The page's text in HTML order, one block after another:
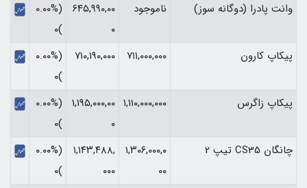
وانت پادرا (دوگانه سوز)
ناموجود
۶۴۵,۹۹۰,۰۰
۰
(۰.۰۰%
)۰
پیکاپ کارون
۷۱۱,۰۰۰,۰۰۰ ۷۱۰,۱۹۰,۰۰۰
(۰.۰۰%
)۰
پیکاپ زاگرس
۱,۱۱۰,۰۰۰,۰۰۰ ۱,۱۹۵,۰۰۰,۰۰
۰
(۰.۰۰%
)۰
چانگان CS35 تیپ 2
۱,۳۰۶,۰۰۰,۰
۰۰
۱,۱۴۳,۴۸۸,
۰۰۰
(۰.۰۰%
)۰